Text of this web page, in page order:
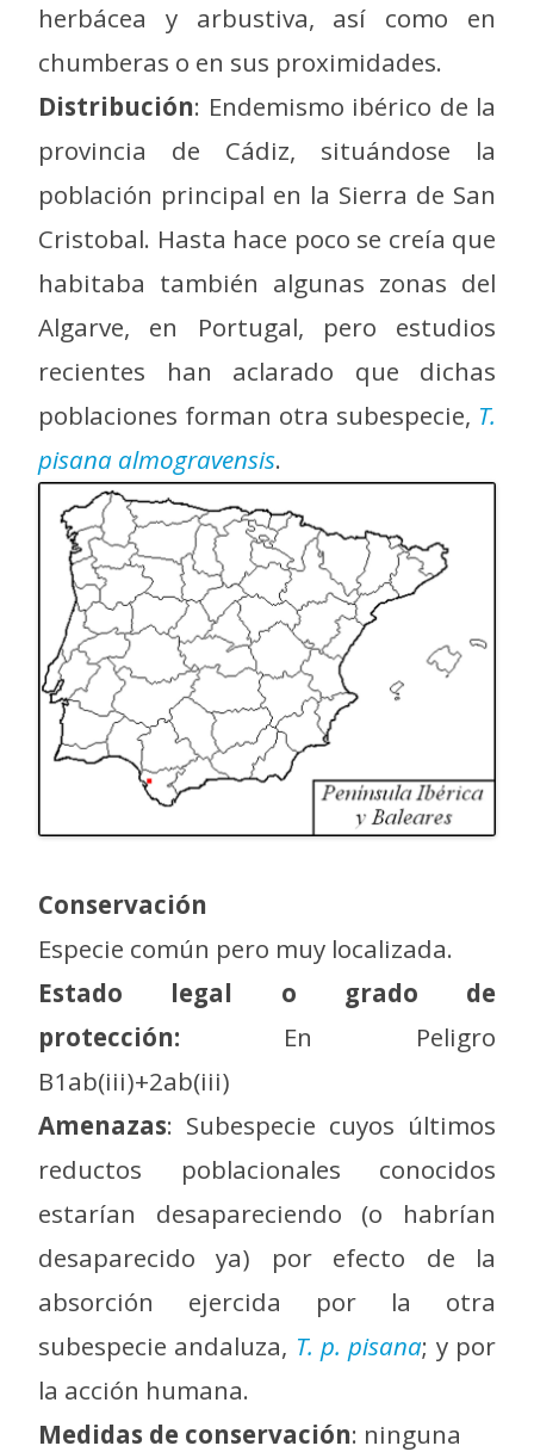
herbácea y arbustiva, así como en
chumberas o en sus proximidades.
Distribución: Endemismo ibérico de la
provincia de Cádiz, situándose la
población principal en la Sierra de San
Cristobal. Hasta hace poco se creía que
habitaba también algunas zonas del
Algarve, en Portugal, pero estudios
recientes han aclarado que dichas
poblaciones forman otra subespecie, T.
pisana almogravensis.
Conservación
Especie común pero muy localizada.
Estado legal o grado de
protección: En Peligro
B1ab(iii)+2ab(iii)
Amenazas: Subespecie cuyos últimos
reductos poblacionales conocidos
estarían desapareciendo (o habrían
desaparecido ya) por efecto de la
absorción ejercida por la otra
subespecie andaluza, T. p. pisana; y por
la acción humana.
Medidas de conservación: ninguna